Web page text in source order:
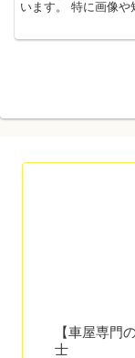
います。 特に画像
【車屋専門
士